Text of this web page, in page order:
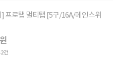
프로탭 멀티탭 [5구/16A/메인스위
건